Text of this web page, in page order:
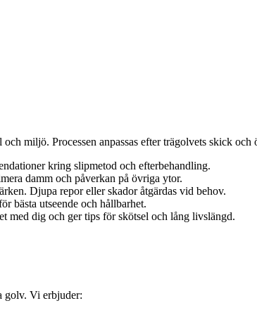
miljö. Processen anpassas efter trägolvets skick och
kring slipmetod och efterbehandling.
damm och påverkan på övriga ytor.
Djupa repor eller skador åtgärdas vid behov.
bästa utseende och hållbarhet.
med dig och ger tips för skötsel och lång livslängd.
golv. Vi erbjuder: